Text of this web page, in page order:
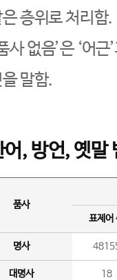
층위로 처리함.
사 없음’은 ‘어
말함.
어, 방언, 옛말
품사
표제어
명사
대명사 18